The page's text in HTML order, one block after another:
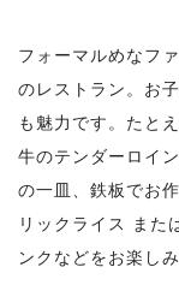
フォーマルめなフ
のレストラン。お
も魅力です。たと
牛のテンダーロイ
の一皿、鉄板でお
リックライス また
ンクなどをお楽し